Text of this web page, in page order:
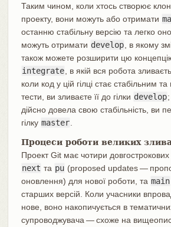
Таким чином, коли хтось створює
проекту, вони можуть або отримати
останню стабільну версію та легко
можуть отримати develop , в якому
також можете розширити цю
integrate , в якій вся робота
коли код у цій гілці стає стабільним
тести, ви зливаєте її до гілки develop
дійсно довела свою стабільність, ви
гілку master
Процеси роботи великих
Проект Git має чотири довгострокових
next та pu (proposed updates —
оновлення) для нової роботи, та main
старших версій. Коли учасники
нове, воно накопичується в
супроводжувача — схоже на